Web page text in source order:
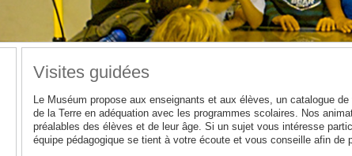
Visites guidées
Le Muséum propose aux enseignants et aux élèves, un catalogue
de la Terre en adéquation avec les programmes scolaires. Nos
préalables des élèves et de leur âge. Si un sujet vous intéresse
équipe pédagogique se tient à votre écoute et vous conseille afin de